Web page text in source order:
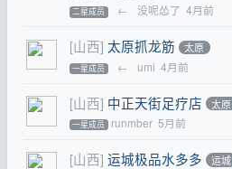
二星成员 ← 没呢怂了 4月前
[山西] 太原抓龙筋 太原
一星成员 ← umi 4月前
[山西] 中正天街足疗店 太原
一星成员 runmber 5月前
[山西] 运城极品水多多 运城